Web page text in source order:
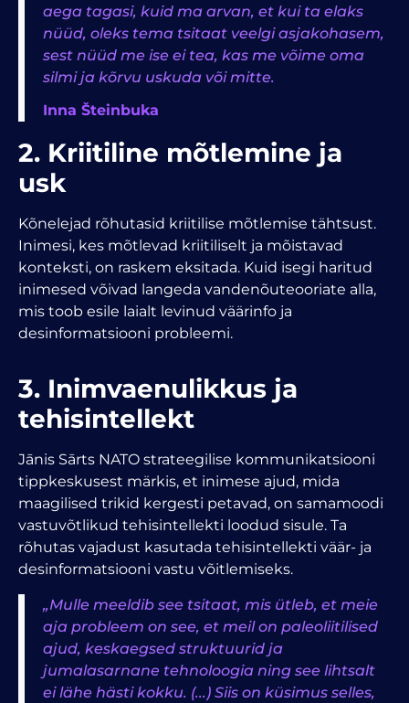
aega tagasi, kuid ma arvan, et kui ta elaks
nüüd, oleks tema tsitaat veelgi asjakohasem,
sest nüüd me ise ei tea, kas me võime oma
silmi ja kõrvu uskuda või mitte.
Inna Šteinbuka
2. Kriitiline mõtlemine ja
usk
Kõnelejad rõhutasid kriitilise mõtlemise tähtsust.
Inimesi, kes mõtlevad kriitiliselt ja mõistavad
konteksti, on raskem eksitada. Kuid isegi haritud
inimesed võivad langeda vandenõuteooriate alla,
mis toob esile laialt levinud väärinfo ja
desinformatsiooni probleemi.
3. Inimvaenulikkus ja
tehisintellekt
Jānis Sārts NATO strateegilise kommunikatsiooni
tippkeskusest märkis, et inimese ajud, mida
maagilised trikid kergesti petavad, on samamoodi
vastuvõtlikud tehisintellekti loodud sisule. Ta
rõhutas vajadust kasutada tehisintellekti väär- ja
desinformatsiooni vastu võitlemiseks.
„Mulle meeldib see tsitaat, mis ütleb, et meie
aja probleem on see, et meil on paleoliitilised
ajud, keskaegsed struktuurid ja
jumalasarnane tehnoloogia ning see lihtsalt
ei lähe hästi kokku. (...) Siis on küsimus selles,